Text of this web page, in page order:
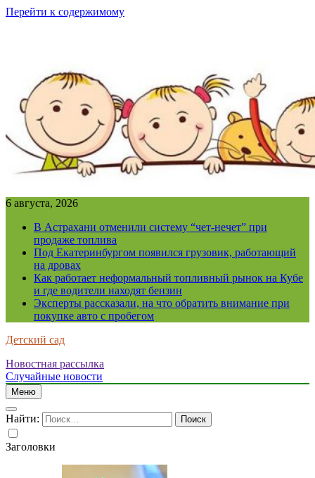
Перейти к содержимому
6 августа, 2026
В Астрахани отменили систему “чет-нечет” при
продаже топлива
Под Екатеринбургом появился грузовик, работающий
на дровах
Как работает неформальный топливный рынок на Кубе
и где водители находят бензин
Эксперты рассказали, на что обратить внимание при
покупке авто с пробегом
Детский сад
Новостная рассылка
Случайные новости
Меню
Найти:
Заголовки